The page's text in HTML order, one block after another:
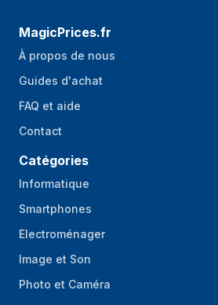
MagicPrices.fr
À propos de nous
Guides d'achat
FAQ et aide
Contact
Catégories
Informatique
Smartphones
Electroménager
Image et Son
Photo et Caméra